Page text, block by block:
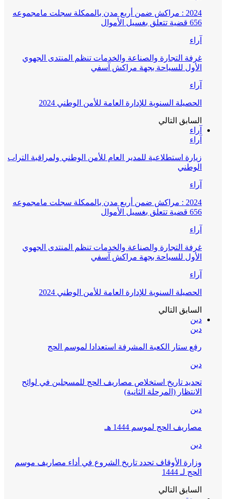
2024 : مراكش ضمن أربع مدن بالممكلة سجلت مامجموعه
656 قضية تتعلق بغسيل الأموال
آراء
غرفة التجارة والصناعة والخدمات تنظم المنتدى الجهوي
الأول للسياحة بجهة مراكش آسفي
آراء
الحصيلة السنوية للإدارة العامة للأمن الوطني 2024
السابق التالي
آراء
آراء
زيارة استطلاعية للمدير العام للأمن الوطني ولمراقبة التراب
الوطني
آراء
2024 : مراكش ضمن أربع مدن بالممكلة سجلت مامجموعه
656 قضية تتعلق بغسيل الأموال
آراء
غرفة التجارة والصناعة والخدمات تنظم المنتدى الجهوي
الأول للسياحة بجهة مراكش آسفي
آراء
الحصيلة السنوية للإدارة العامة للأمن الوطني 2024
السابق التالي
دين
دين
رفع ستار الكعبة المشرفة استعدادا لموسم الحج
دين
تحديد تاريخ استخلاص مصاريف الحج للمسجلين في لوائح
الانتظار (المرحلة الثانية)
دين
مصاريف الحج لموسم 1444 هـ
دين
وزارة الأوقاف تحدد تاريخ الشروع في أداء مصاريف موسم
الحج لـ 1444
السابق التالي